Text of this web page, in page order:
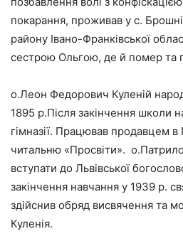
покарання, проживав у с.
району Івано-Франківської
сестрою Ольгою, де й помер та
о.Леон Федорович Куленій
1895 р.Після закінчення школи
гімназії. Працював продавцем в
читальню «Просвіти».
вступати до Львівської
закінчення навчання у 1939 р.
здійснив обряд висвячення та
Куленія.